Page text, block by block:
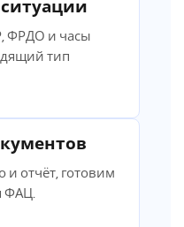
ФРДО и часы
тип
отчёт, готовим
ФАЦ.